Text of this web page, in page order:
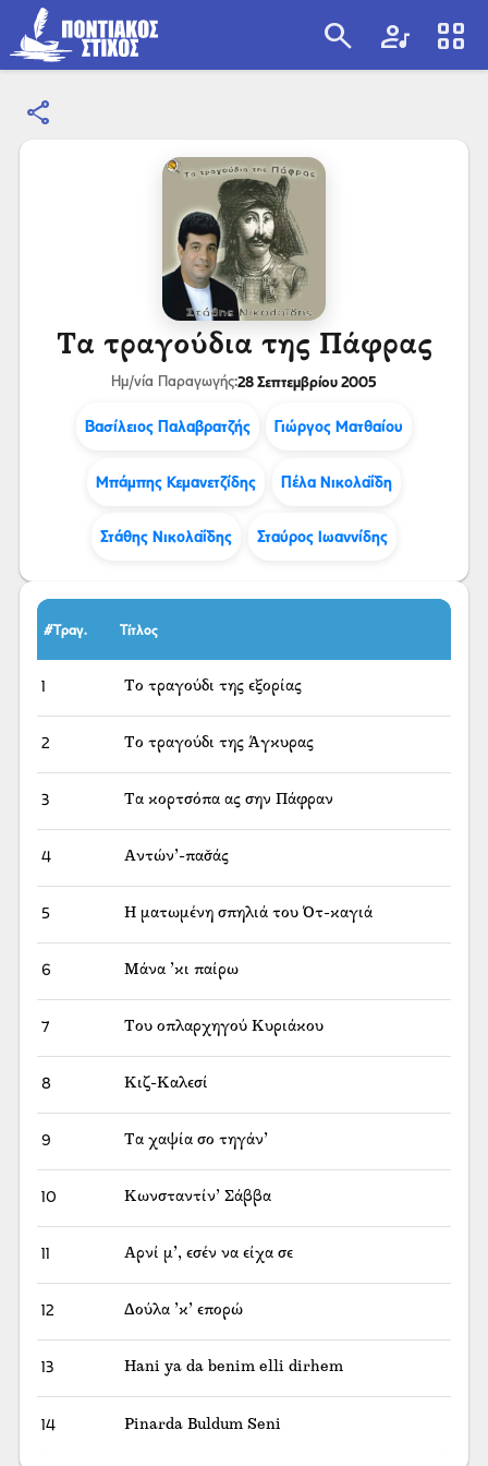
search artist view_cozy
share
Τα τραγούδια της Πάφρας
Ημ/νία Παραγωγής:28 Σεπτεμβρίου 2005
Βασίλειος Παλαβρατζής Γιώργος Ματθαίου
Μπάμπης Κεμανετζίδης Πέλα Νικολαΐδη
Στάθης Νικολαΐδης Σταύρος Ιωαννίδης
#Τραγ. Τίτλος
1 Το τραγούδι της εξορίας
2 Το τραγούδι της Άγκυρας
3 Τα κορτσόπα ας σην Πάφραν
4 Αντών’-πασ̌άς
5 Η ματωμένη σπηλιά του Ότ-καγιά
6 Μάνα ’κι παίρω
7 Του οπλαρχηγού Κυριάκου
8 Κιζ-Καλεσί
9 Τα χαψία σο τηγάν’
10 Κωνσταντίν’ Σάββα
11 Αρνί μ’, εσέν να είχα σε
12 Δούλα ’κ’ επορώ
13 Hani ya da benim elli dirhem
14 Pinarda Buldum Seni